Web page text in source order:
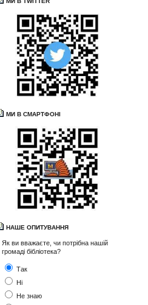
МИ В СМАРТФОНІ
НАШЕ ОПИТУВАННЯ
Як ви вважаєте, чи потрібна нашій
громаді бібліотека?
Так
Ні
Не знаю